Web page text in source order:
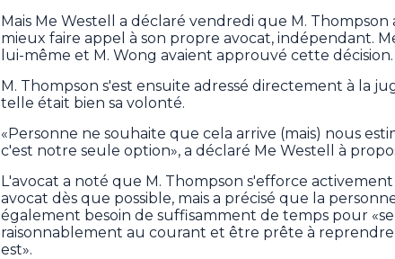
Mais Me Westell a déclaré vendredi que M. Thompson
mieux faire appel à son propre avocat, indépendant.
lui-même et M. Wong avaient approuvé cette décision.
M. Thompson s'est ensuite adressé directement à la
telle était bien sa volonté.
«Personne ne souhaite que cela arrive (mais) nous
c'est notre seule option», a déclaré Me Westell à
L'avocat a noté que M. Thompson s'efforce
avocat dès que possible, mais a précisé que la
également besoin de suffisamment de temps pour
raisonnablement au courant et être prête à
est».